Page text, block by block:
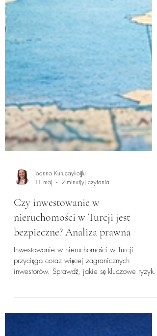
Joanna Kuruçaylıoğlu
11 maj
2 minut(y) czytania
Czy inwestowanie w
nieruchomości w Turcji jest
bezpieczne? Analiza prawna
przyciąga coraz więcej zagranicznych